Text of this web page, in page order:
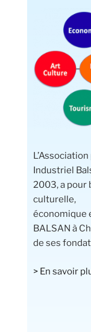
Industriel
2003, a pour
culturelle,
économique
BALSAN à
de ses
> En savoir